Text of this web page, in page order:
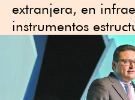
extranjera, en
instrumentos